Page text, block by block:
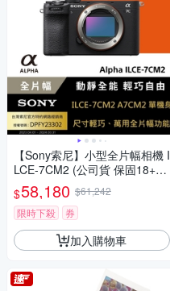
【Sony索尼】小型全片幅相機 I
LCE-7CM2 (公司貨 保固18+6
個月)
$58,180 $61,242
限時下殺
券
加入購物車